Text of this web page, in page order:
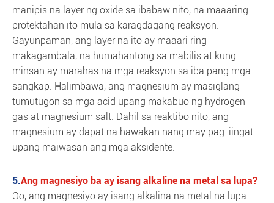
manipis na layer ng oxide sa ibabaw nito, na maaaring
protektahan ito mula sa karagdagang reaksyon.
Gayunpaman, ang layer na ito ay maaari ring
makagambala, na humahantong sa mabilis at kung
minsan ay marahas na mga reaksyon sa iba pang mga
sangkap. Halimbawa, ang magnesium ay masiglang
tumutugon sa mga acid upang makabuo ng hydrogen
gas at magnesium salt. Dahil sa reaktibo nito, ang
magnesium ay dapat na hawakan nang may pag-iingat
upang maiwasan ang mga aksidente.
5.Ang magnesiyo ba ay isang alkaline na metal sa lupa?
Oo, ang magnesiyo ay isang alkalina na metal na lupa.